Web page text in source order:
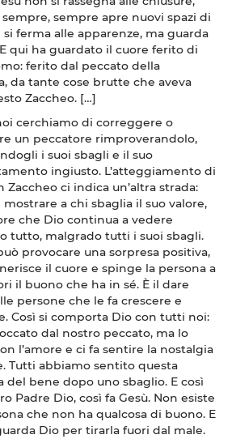
sempre apre nuovi spazi di
ferma alle apparenze, ma guarda
qui ha guardato il cuore ferito di
ferito dal peccato della
da tante cose brutte che aveva
Zaccheo. […]
cerchiamo di correggere o
un peccatore rimproverandolo,
i suoi sbagli e il suo
ingiusto. L’atteggiamento di
Zaccheo ci indica un’altra strada:
a chi sbaglia il suo valore,
che Dio continua a vedere
tutto, malgrado tutti i suoi sbagli.
provocare una sorpresa positiva,
il cuore e spinge la persona a
il buono che ha in sé. È il dare
persone che le fa crescere e
Così si comporta Dio con tutti noi:
dal nostro peccato, ma lo
l’amore e ci fa sentire la nostalgia
Tutti abbiamo sentito questa
del bene dopo uno sbaglio. E così
Padre Dio, così fa Gesù. Non esiste
che non ha qualcosa di buono. E
Dio per tirarla fuori dal male.